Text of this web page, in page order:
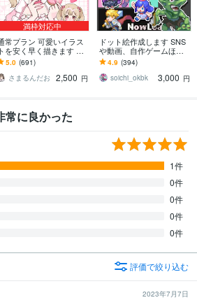
満枠対応中
常プラン 可愛いイラス
トを安く早く描きます 歌
てみた、グッズなど…
途に合わせた貴方だけ
イラストを！
5.0 (691)
さまるんだお
2,500 円
ドット絵作成します SNS
や動画、自作ゲームほか
用途自由！
4.9 (394)
soichi_okbk
3,000 円
常に良かった
1件
0件
0件
0件
0件
評価で絞り込む
2023年7月7日